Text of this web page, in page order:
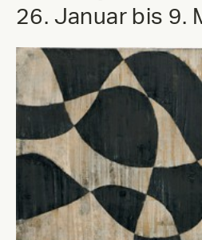
26. Januar bis 9.